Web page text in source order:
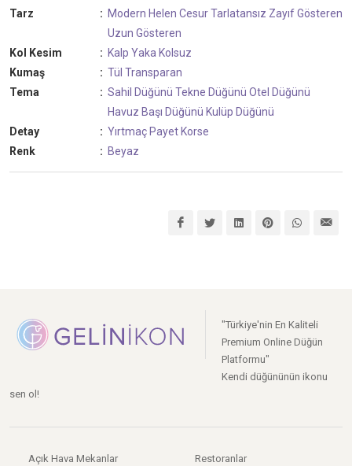
Tarz
: Modern Helen CesurTarlatansız Zayıf Gösteren
Uzun Gösteren
Kol Kesim
: Kalp Yaka Kolsuz
Kumaş
: Tül Transparan
Tema
: Sahil Düğünü Tekne Düğünü Otel Düğünü
Havuz Başı Düğünü Kulüp Düğünü
Detay
: YırtmaçPayetKorse
Renk
: Beyaz
"Türkiye'nin En Kaliteli
Premium Online Düğün
Platformu"
Kendi düğününün ikonu
sen ol!
Açık Hava Mekanlar
Restoranlar